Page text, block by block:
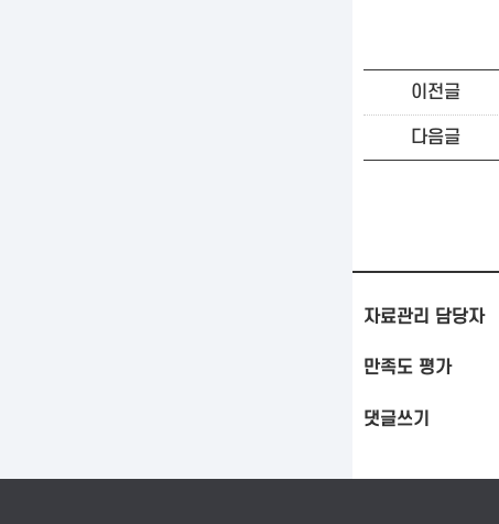
이전글
다음글
자료관리 담당자
만족도 평가
댓글쓰기